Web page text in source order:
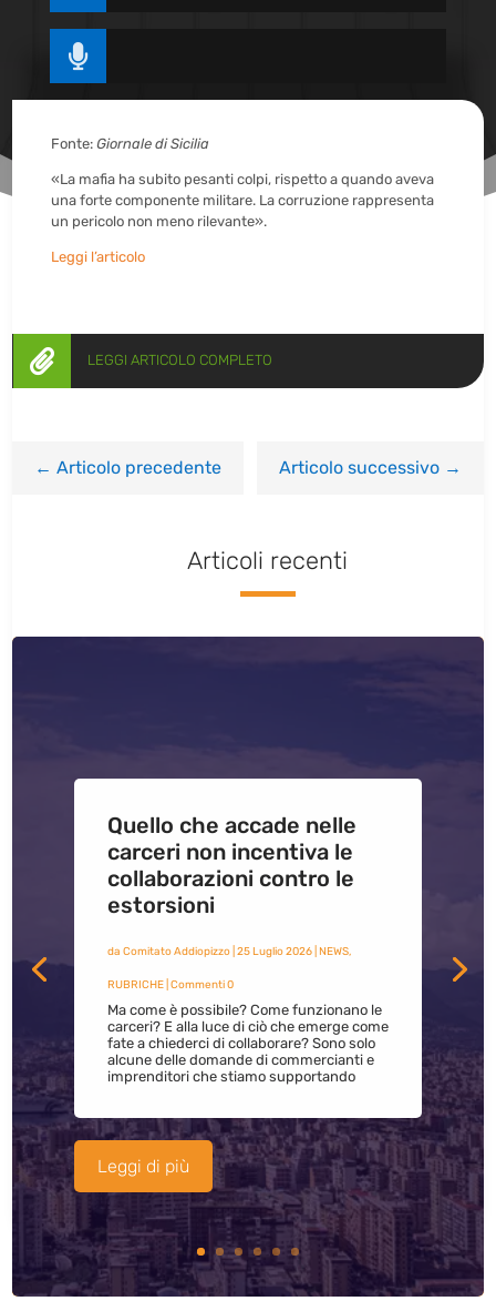

Fonte:Giornale di Sicilia
«La mafia ha subito pesanti colpi, rispetto a quando aveva
una forte componente militare. La corruzione rappresenta
un pericolo non meno rilevante».
Leggi l’articolo
 LEGGI ARTICOLO COMPLETO
←Articolo precedente Articolo successivo→
Articoli recenti
Quello che accade nelle
carceri non incentiva le
collaborazioni contro le
estorsioni
da Comitato Addiopizzo| 25 Luglio 2026| NEWS,
RUBRICHE| Commenti 0
Ma come è possibile? Come funzionano le
carceri? E alla luce di ciò che emerge come
fate a chiederci di collaborare? Sono solo
alcune delle domande di commercianti e
imprenditori che stiamo supportando
Leggi di più